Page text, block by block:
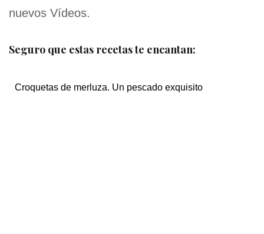
nuevos Vídeos.
Seguro que estas recetas te encantan:
Croquetas de merluza. Un pescado exquisito